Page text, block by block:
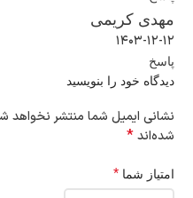
مهدی کریمی
۱۴۰۳-۱۲-۱۲
پاسخ
دیدگاه خود را بنویسید
نشانی ایمیل شما منتشر نخواهد
شده‌اند*
امتیاز شما *